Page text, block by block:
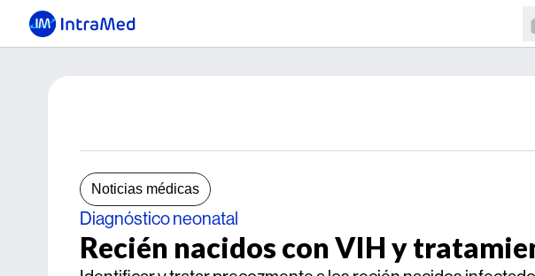
Noticias médicas
Diagnóstico neonatal
Recién nacidos con VIH y